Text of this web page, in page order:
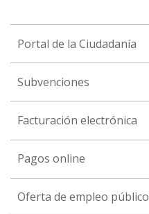
Portal de la Ciudadanía
Subvenciones
Facturación electrónica
Pagos online
Oferta de empleo público